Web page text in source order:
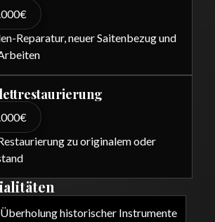
Reparatur, neuer Saitenbezug und
zu originalem oder
historischer Instrumente